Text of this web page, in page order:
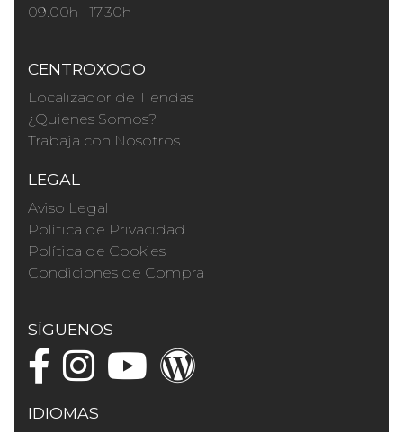
09.00h · 17.30h
CENTROXOGO
Localizador de Tiendas
¿Quienes Somos?
Trabaja con Nosotros
LEGAL
Aviso Legal
Política de Privacidad
Política de Cookies
Condiciones de Compra
SÍGUENOS
IDIOMAS